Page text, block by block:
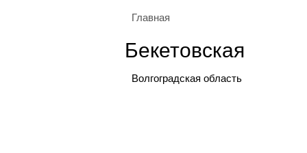
Главная
Бекетовская
Волгоградская область